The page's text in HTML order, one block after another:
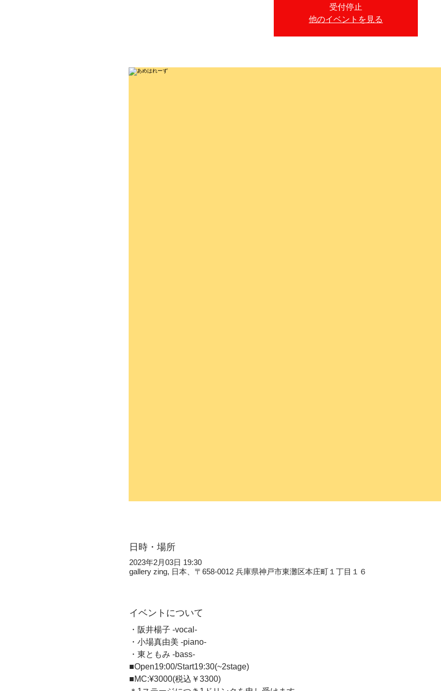
受付停止
他のイベントを見る
日時・場所
2023年2月03日 19:30
gallery zing, 日本、〒658-0012 兵庫県神戸市東灘区本庄町１丁目１６
イベントについて
・阪井楊子 -vocal-
・小場真由美 -piano-
・東ともみ -bass-
■Open19:00/Start19:30(~2stage)
■MC:¥3000(税込￥3300)